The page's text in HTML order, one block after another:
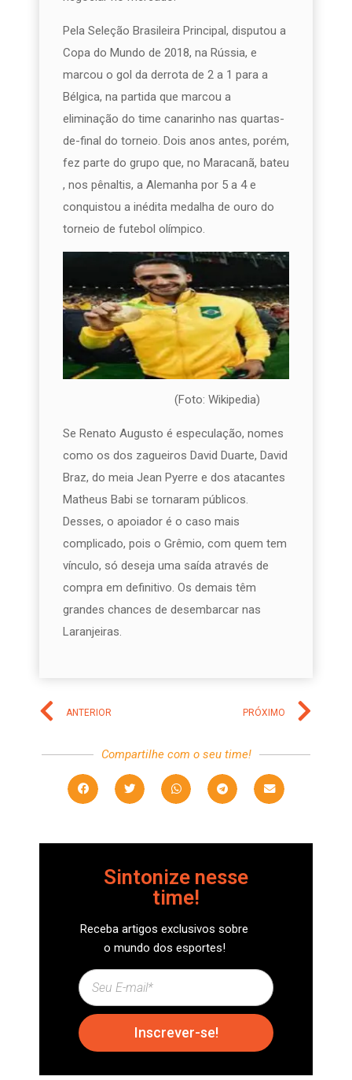
Pela Seleção Brasileira Principal, disputou a
Copa do Mundo de 2018, na Rússia, e
marcou o gol da derrota de 2 a 1 para a
Bélgica, na partida que marcou a
eliminação do time canarinho nas quartas-
de-final do torneio. Dois anos antes, porém,
fez parte do grupo que, no Maracanã, bateu
, nos pênaltis, a Alemanha por 5 a 4 e
conquistou a inédita medalha de ouro do
torneio de futebol olímpico.
(Foto: Wikipedia)
Se Renato Augusto é especulação, nomes
como os dos zagueiros David Duarte, David
Braz, do meia Jean Pyerre e dos atacantes
Matheus Babi se tornaram públicos.
Desses, o apoiador é o caso mais
complicado, pois o Grêmio, com quem tem
vínculo, só deseja uma saída através de
compra em definitivo. Os demais têm
grandes chances de desembarcar nas
Laranjeiras.
ANTERIOR PRÓXIMO
Compartilhe com o seu time!
Sintonize nesse
time!
Receba artigos exclusivos sobre
o mundo dos esportes!
Inscrever-se!